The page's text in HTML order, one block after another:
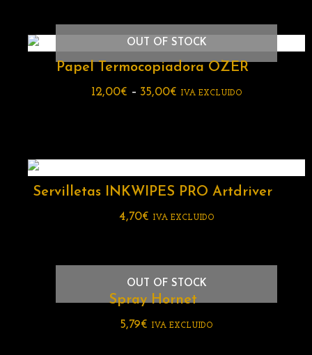
OUT OF STOCK
Papel Termocopiadora OZER
12,00€ – 35,00€ IVA EXCLUIDO
Servilletas INKWIPES PRO Artdriver
4,70€ IVA EXCLUIDO
OUT OF STOCK
Spray Hornet
5,79€ IVA EXCLUIDO